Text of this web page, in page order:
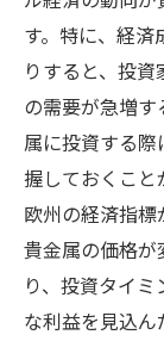
す。特に、経
りすると、投
の需要が急増
属に投資する
握しておくこと
欧州の経済指
貴金属の価格が
り、投資タイ
な利益を見込